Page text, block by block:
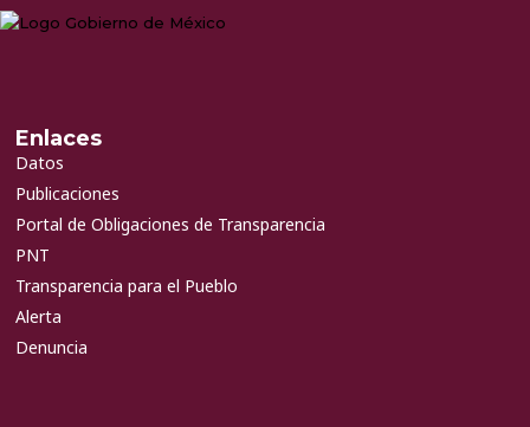
Enlaces
Datos
Publicaciones
Portal de Obligaciones de Transparencia
PNT
Transparencia para el Pueblo
Alerta
Denuncia